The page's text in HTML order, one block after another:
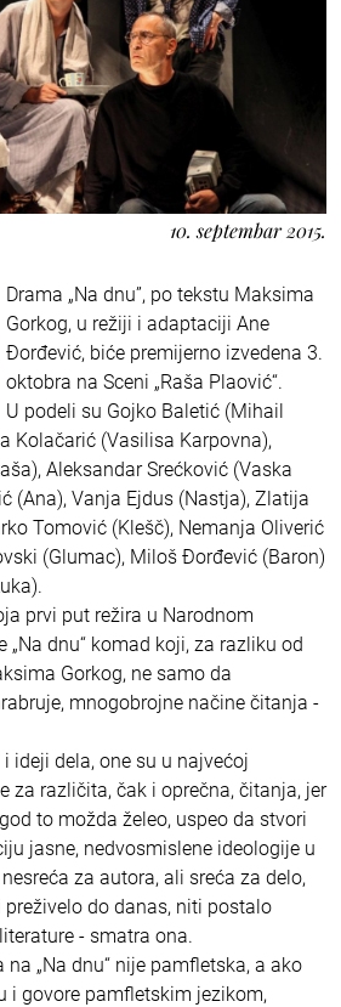
10. septembar 2015.
Drama „Na dnu”, po tekstu Maksima
Gorkog, u režiji i adaptaciji Ane
Đorđević, biće premijerno izvedena 3.
oktobra na Sceni „Raša Plaović“.
U podeli su Gojko Baletić (Mihail
Kolačarić (Vasilisa Karpovna),
Aleksandar Srećković (Vaska
(Ana), Vanja Ejdus (Nastja), Zlatija
Tomović (Klešč), Nemanja Oliverić
(Glumac), Miloš Đorđević (Baron)
prvi put režira u Narodnom
„Na dnu“ komad koji, za razliku od
Gorkog, ne samo da
mnogobrojne načine čitanja -
ideji dela, one su u najvećoj
za različita, čak i oprečna, čitanja, jer
to možda želeo, uspeo da stvori
jasne, nedvosmislene ideologije u
za autora, ali sreća za delo,
do danas, niti postalo
- smatra ona.
na „Na dnu“ nije pamfletska, a ako
i govore pamfletskim jezikom,